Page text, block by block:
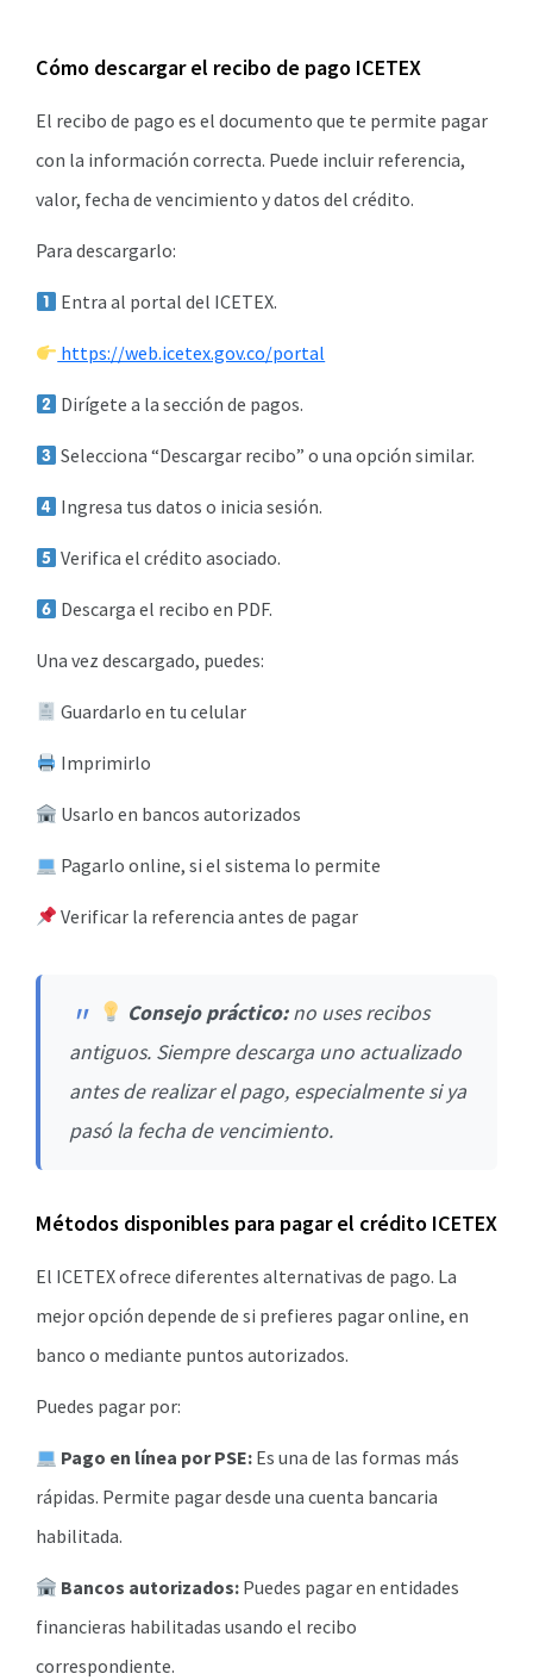
Cómo descargar el recibo de pago ICETEX
El recibo de pago es el documento que te permite pagar
con la información correcta. Puede incluir referencia,
valor, fecha de vencimiento y datos del crédito.
Para descargarlo:
Entra al portal del ICETEX.
https://web.icetex.gov.co/portal
Dirígete a la sección de pagos.
Selecciona “Descargar recibo” o una opción similar.
Ingresa tus datos o inicia sesión.
Verifica el crédito asociado.
Descarga el recibo en PDF.
Una vez descargado, puedes:
Guardarlo en tu celular
Imprimirlo
Usarlo en bancos autorizados
Pagarlo online, si el sistema lo permite
Verificar la referencia antes de pagar
Consejo práctico:no uses recibos
antiguos. Siempre descarga uno actualizado
antes de realizar el pago, especialmente si ya
pasó la fecha de vencimiento.
Métodos disponibles para pagar el crédito ICETEX
El ICETEX ofrece diferentes alternativas de pago. La
mejor opción depende de si prefieres pagar online, en
banco o mediante puntos autorizados.
Puedes pagar por:
Pago en línea por PSE: Es una de las formas más
rápidas. Permite pagar desde una cuenta bancaria
habilitada.
Bancos autorizados: Puedes pagar en entidades
financieras habilitadas usando el recibo
correspondiente.